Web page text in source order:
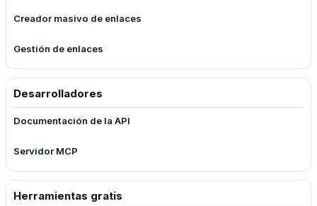
Creador masivo de enlaces
Gestión de enlaces
Desarrolladores
Documentación de la API
Servidor MCP
Herramientas gratis